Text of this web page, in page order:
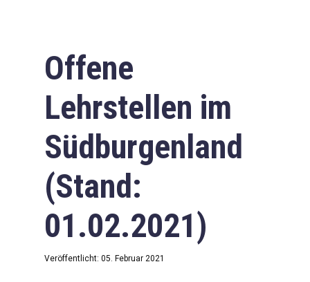
Offene
Lehrstellen im
Südburgenland
(Stand:
01.02.2021)
Veröffentlicht: 05. Februar 2021